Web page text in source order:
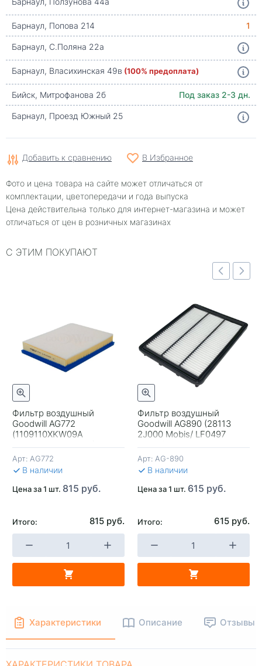
Барнаул, Попова 214
1
Барнаул, С.Поляна 22а
Барнаул, Власихинская 49в (100% предоплата)
Бийск, Митрофанова 2б
Под заказ 2-3 дн.
Барнаул, Проезд Южный 25
Добавить к сравнению В Избранное
Фото и цена товара на сайте может отличаться от
комплектации, цветопередачи и года выпуска
Цена действительна только для интернет-магазина и может
отличаться от цен в розничных магазинах
С ЭТИМ ПОКУПАЮТ
Фильтр воздушный
Goodwill AG772
(1109110XKW09A
Оригинал Haval H8)
Арт: AG772
В наличии
Цена за 1 шт. 815 руб.
Итого: 815 руб.
Фильтр воздушный
Goodwill AG890 (28113
2J000 Mobis/ LF0497
Green)
Арт: AG-890
В наличии
Цена за 1 шт. 615 руб.
Итого: 615 руб.
+
КОРЗИНУ
+
В КОРЗИНУ
Быстрый просмотр
Характеристики Описание Отзывы